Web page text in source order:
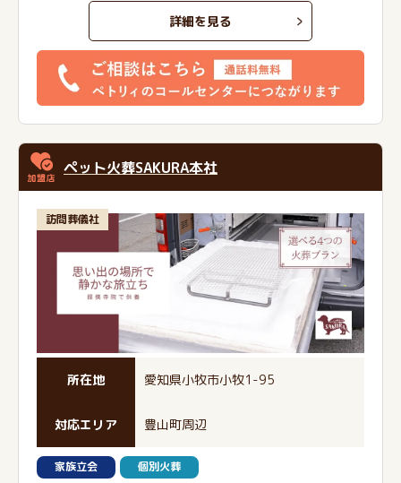
詳細を見る
ペット火葬SAKURA本社
訪問葬儀社
所在地 愛知県小牧市小牧1-95
対応エリア 豊山町周辺
家族立会 個別火葬